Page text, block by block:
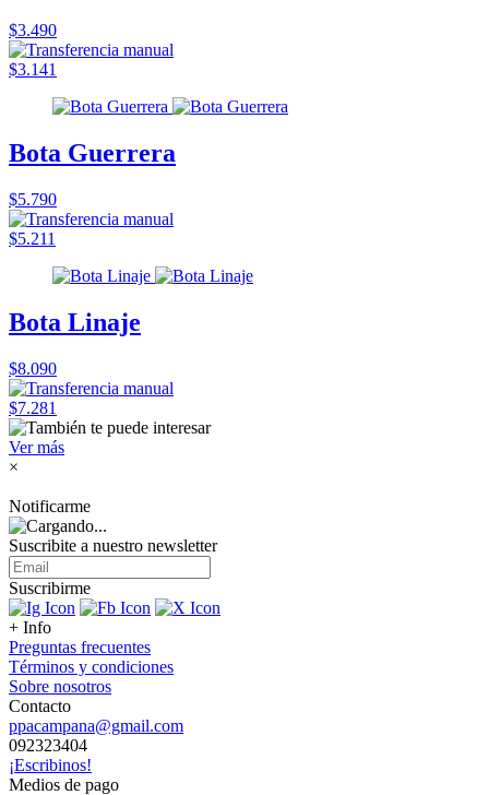
$3.490
$3.141
Bota Guerrera
$5.790
$5.211
Bota Linaje
$8.090
$7.281
Ver más
×
Notificarme
Suscribite a nuestro newsletter
Suscribirme
+ Info
Preguntas frecuentes
Términos y condiciones
Sobre nosotros
Contacto
ppacampana@gmail.com
092323404
¡Escribinos!
Medios de pago